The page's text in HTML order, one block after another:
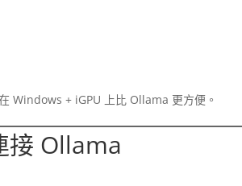
Windows + iGPU 上比 Ollama 更方便。
接 Ollama